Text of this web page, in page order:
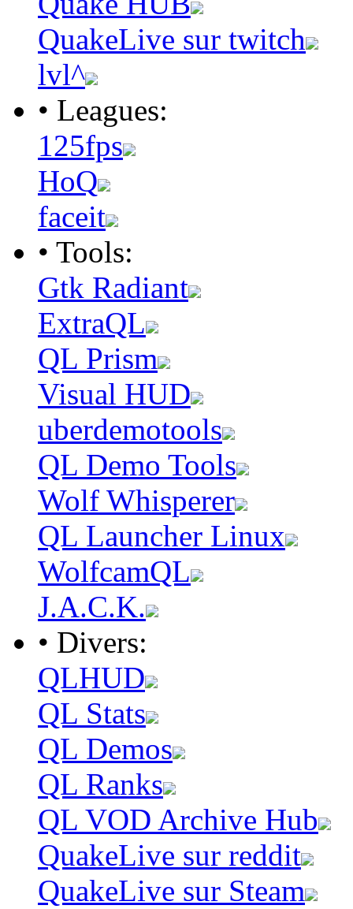
QuakeLive sur twitch
lvl^
• Leagues:
125fps
HoQ
faceit
• Tools:
Gtk Radiant
ExtraQL
QL Prism
Visual HUD
uberdemotools
QL Demo Tools
Wolf Whisperer
QL Launcher Linux
WolfcamQL
J.A.C.K.
• Divers:
QLHUD
QL Stats
QL Demos
QL Ranks
QL VOD Archive Hub
QuakeLive sur reddit
QuakeLive sur Steam